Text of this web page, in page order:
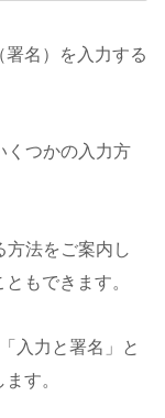
名）を入力する
くつかの入力方
方法をご案内し
もできます。
入力と署名」と
す。